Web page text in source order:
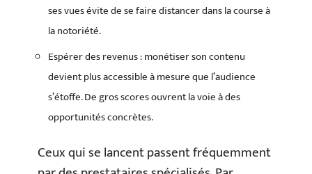
ses vues évite de se faire distancer dans la course à
la notoriété.
Espérer des revenus : monétiser son contenu
devient plus accessible à mesure que l’audience
s’étoffe. De gros scores ouvrent la voie à des
opportunités concrètes.
Ceux qui se lancent passent fréquemment